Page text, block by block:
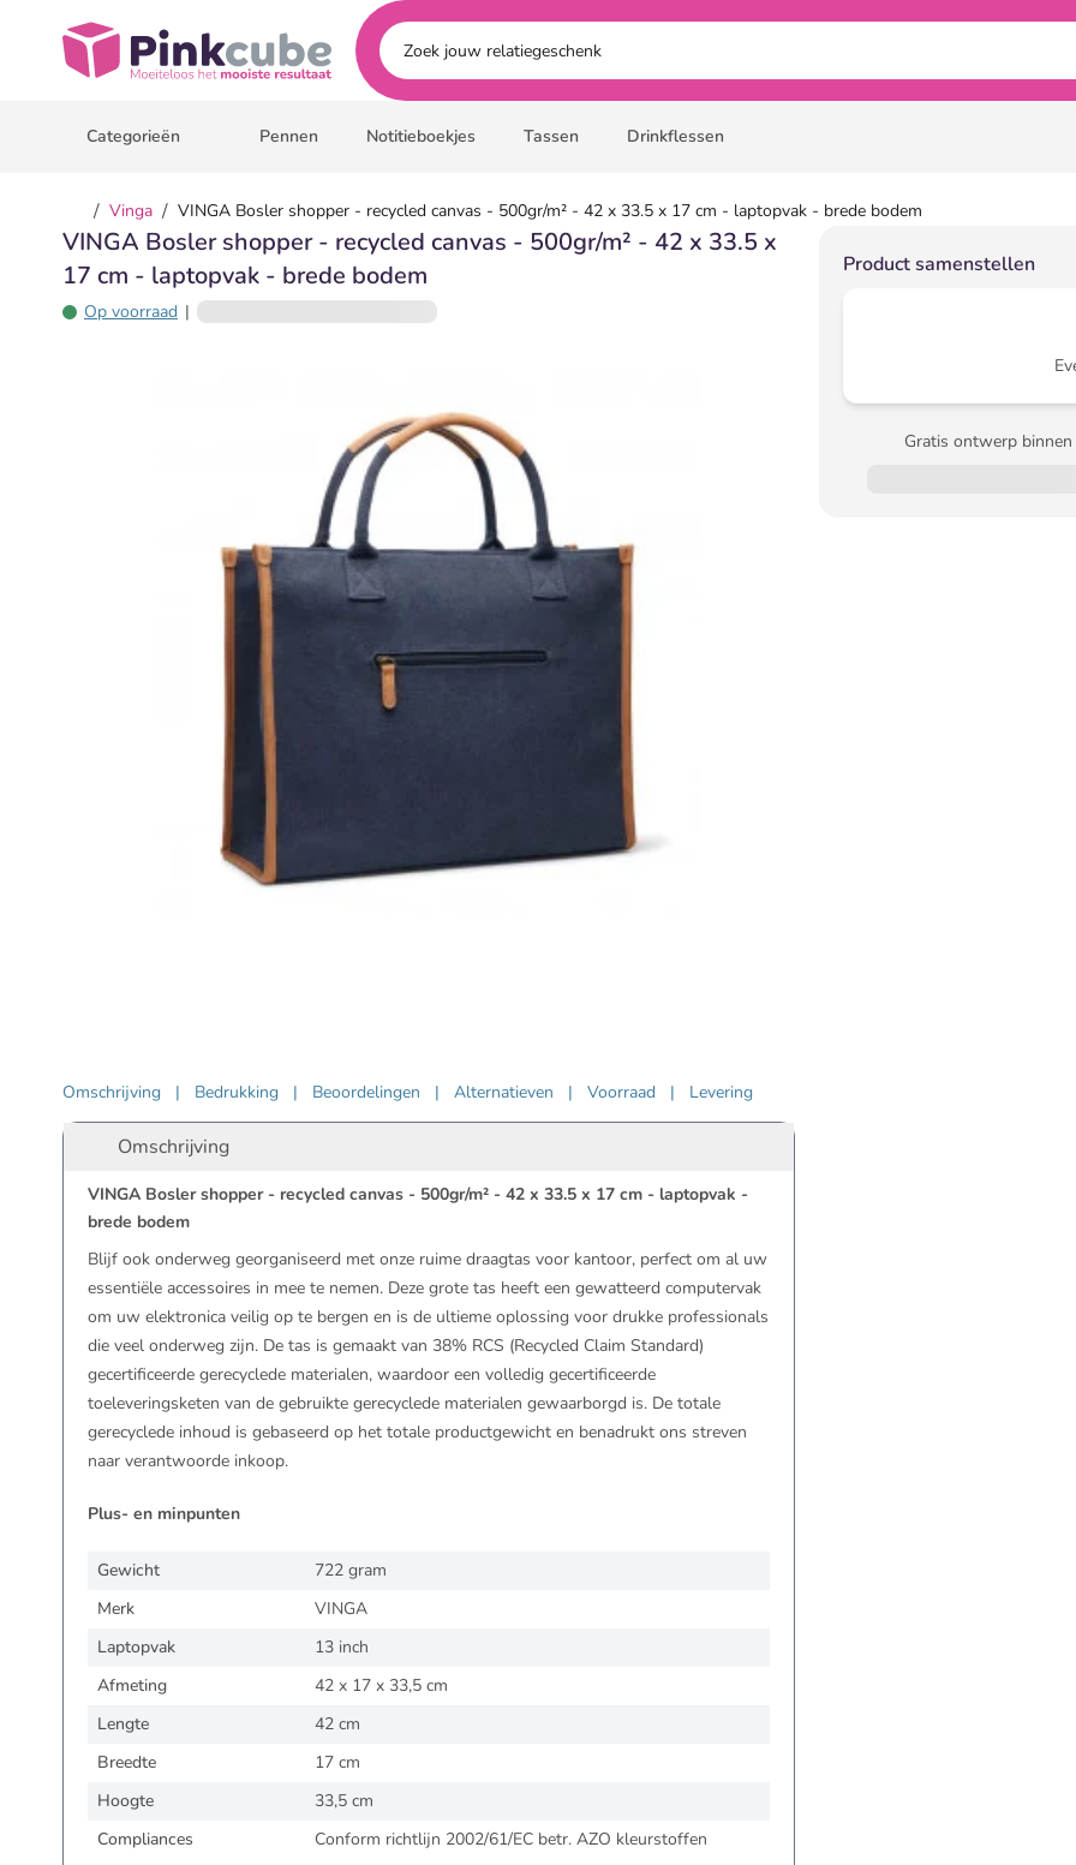
Pinkcube
Categorieën Pennen Notitieboekjes Tassen Drinkflessen
/ Vinga / VINGA Bosler shopper - recycled canvas - 500gr/m² - 42 x 33.5 x 17 cm - laptopvak - brede bodem
VINGA Bosler shopper - recycled canvas - 500gr/m² - 42 x 33.5 x
17 cm - laptopvak - brede bodem
Op voorraad |
Product samenstellen
Gratis ontwerp binnen
Omschrijving | Bedrukking | Beoordelingen | Alternatieven | Voorraad | Levering
Omschrijving
VINGA Bosler shopper - recycled canvas - 500gr/m² - 42 x 33.5 x 17 cm - laptopvak -
brede bodem
Blijf ook onderweg georganiseerd met onze ruime draagtas voor kantoor, perfect om al uw
essentiële accessoires in mee te nemen. Deze grote tas heeft een gewatteerd computervak
om uw elektronica veilig op te bergen en is de ultieme oplossing voor drukke professionals
die veel onderweg zijn. De tas is gemaakt van 38% RCS (Recycled Claim Standard)
gecertificeerde gerecyclede materialen, waardoor een volledig gecertificeerde
toeleveringsketen van de gebruikte gerecyclede materialen gewaarborgd is. De totale
gerecyclede inhoud is gebaseerd op het totale productgewicht en benadrukt ons streven
naar verantwoorde inkoop.
Plus- en minpunten
Gewicht
722 gram
Merk
VINGA
Laptopvak
13 inch
Afmeting
42 x 17 x 33,5 cm
Lengte
42 cm
Breedte
17 cm
Hoogte
33,5 cm
Compliances
Conform richtlijn 2002/61/EC betr. AZO kleurstoffen